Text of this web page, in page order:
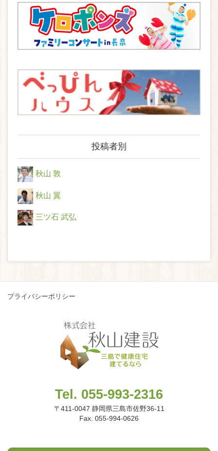
投稿者別
秋山 敦
秋山 翼
三ツ石 武弘
プライバシーポリシー
Tel. 055-993-2316
〒411-0047 静岡県三島市佐野36-11
Fax. 055-994-0626